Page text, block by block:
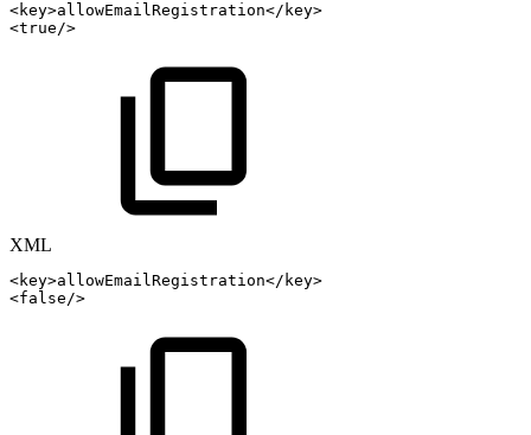
<key>allowEmailRegistration</ key>
<true/>
XML
<key>allowEmailRegistration</ key>
<false/>